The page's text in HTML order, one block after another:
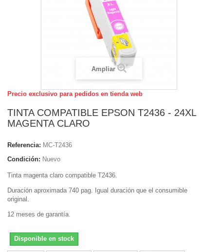
Ampliar
Precio exclusivo para pedidos en tienda web
TINTA COMPATIBLE EPSON T2436 - 24XL
MAGENTA CLARO
Referencia: MC-T2436
Condición: Nuevo
Tinta magenta claro compatible T2436.
Duración aproximada 740 pag. Igual duración que el consumible
original.
12 meses de garantía.
Disponible en stock